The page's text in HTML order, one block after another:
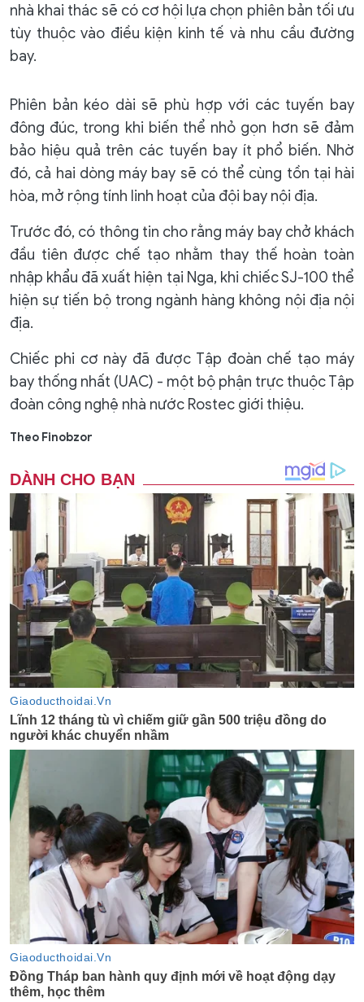
nhà khai thác sẽ có cơ hội lựa chọn phiên bản tối ưu
tùy thuộc vào điều kiện kinh tế và nhu cầu đường
bay.
Phiên bản kéo dài sẽ phù hợp với các tuyến bay
đông đúc, trong khi biến thể nhỏ gọn hơn sẽ đảm
bảo hiệu quả trên các tuyến bay ít phổ biến. Nhờ
đó, cả hai dòng máy bay sẽ có thể cùng tồn tại hài
hòa, mở rộng tính linh hoạt của đội bay nội địa.
Trước đó, có thông tin cho rằng máy bay chở khách
đầu tiên được chế tạo nhằm thay thế hoàn toàn
nhập khẩu đã xuất hiện tại Nga, khi chiếc SJ-100 thể
hiện sự tiến bộ trong ngành hàng không nội địa nội
địa.
Chiếc phi cơ này đã được Tập đoàn chế tạo máy
bay thống nhất (UAC) - một bộ phận trực thuộc Tập
đoàn công nghệ nhà nước Rostec giới thiệu.
Theo Finobzor